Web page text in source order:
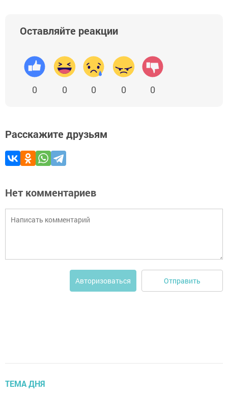
Оставляйте реакции
0 0 0 0 0
Расскажите друзьям
Нет комментариев
Авторизоваться Отправить
ТЕМА ДНЯ